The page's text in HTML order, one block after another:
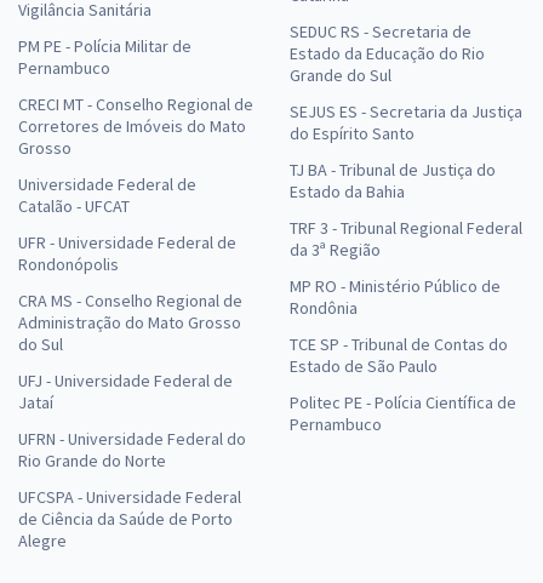
Vigilância Sanitária
PM PE - Polícia Militar de
Pernambuco
CRECI MT - Conselho Regional de
Corretores de Imóveis do Mato
Grosso
Universidade Federal de
Catalão - UFCAT
UFR - Universidade Federal de
Rondonópolis
CRA MS - Conselho Regional de
Administração do Mato Grosso
do Sul
UFJ - Universidade Federal de
Jataí
UFRN - Universidade Federal do
Rio Grande do Norte
UFCSPA - Universidade Federal
de Ciência da Saúde de Porto
Alegre
SEDUC RS - Secretaria de
Estado da Educação do Rio
Grande do Sul
SEJUS ES - Secretaria da Justiça
do Espírito Santo
TJ BA - Tribunal de Justiça do
Estado da Bahia
TRF 3 - Tribunal Regional Federal
da 3ª Região
MP RO - Ministério Público de
Rondônia
TCE SP - Tribunal de Contas do
Estado de São Paulo
Politec PE - Polícia Científica de
Pernambuco